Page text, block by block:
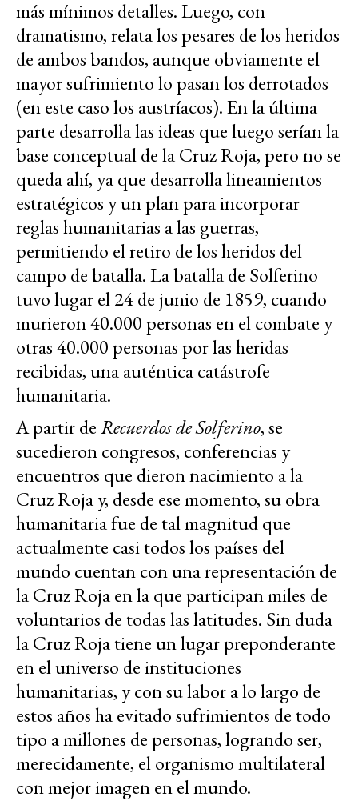
más mínimos detalles. Luego, con
dramatismo, relata los pesares de los heridos
de ambos bandos, aunque obviamente el
mayor sufrimiento lo pasan los derrotados
(en este caso los austríacos). En la última
parte desarrolla las ideas que luego serían la
base conceptual de la Cruz Roja, pero no se
queda ahí, ya que desarrolla lineamientos
estratégicos y un plan para incorporar
reglas humanitarias a las guerras,
permitiendo el retiro de los heridos del
campo de batalla. La batalla de Solferino
tuvo lugar el 24 de junio de 1859, cuando
murieron 40.000 personas en el combate y
otras 40.000 personas por las heridas
recibidas, una auténtica catástrofe
humanitaria.
A partir deRecuerdos de Solferino, se
sucedieron congresos, conferencias y
encuentros que dieron nacimiento a la
Cruz Roja y, desde ese momento, su obra
humanitaria fue de tal magnitud que
actualmente casi todos los países del
mundo cuentan con una representación de
la Cruz Roja en la que participan miles de
voluntarios de todas las latitudes. Sin duda
la Cruz Roja tiene un lugar preponderante
en el universo de instituciones
humanitarias, y con su labor a lo largo de
estos años ha evitado sufrimientos de todo
tipo a millones de personas, logrando ser,
merecidamente, el organismo multilateral
con mejor imagen en el mundo.